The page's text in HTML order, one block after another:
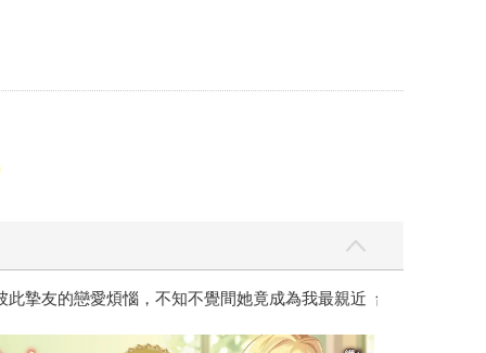
攻殼機動隊